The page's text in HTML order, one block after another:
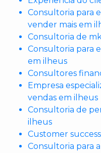
Consultoria para
vender mais em
Consultoria de
Consultoria para
em ilheus
Consultores
Empresa
vendas em ilheus
Consultoria de
ilheus
Customer
Consultoria para